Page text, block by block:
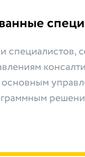
специалистов,